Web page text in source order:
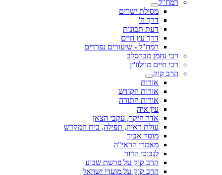
רמח"ל
מסילת ישרים
דרך ה'
דעת תבונות
דרך עץ חיים
רמח"ל - שיעורים נפרדים
רבי נחמן מברסלב
רבי חיים מוולוז'ין
הרב קוק
אורות
אורות הקודש
אורות התורה
עין איה
אדר היקר, עקבי הצאן
עולת ראיה, תפילה, בית המקדש
מוסר אביך
מאמרי הראי"ה
לנבוכי הדור
הרב קוק על פרשת שבוע
הרב קוק על מועדי ישראל